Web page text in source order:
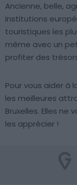
Ancienne, belle,
institutions
touristiques les
même avec un
profiter des
Pour vous aider à
les meilleures
Bruxelles. Elles ne
les apprécier !